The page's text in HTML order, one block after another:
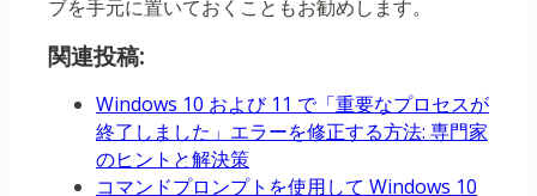
ブを手元に置いておくこともお勧めします。
関連投稿:
Windows 10 および 11 で「重要なプロセスが
終了しました」エラーを修正する方法: 専門家
のヒントと解決策
コマンドプロンプトを使用して Windows 10